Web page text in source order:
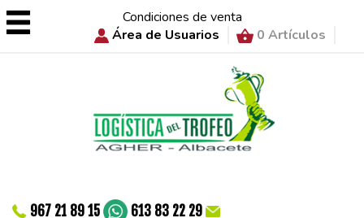
Condiciones de venta
Área de Usuarios
0 Artículos
967 21 89 15
613 83 22 29